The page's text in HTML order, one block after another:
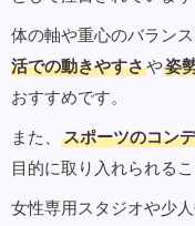
体の軸や重心のバラン
活での動きやすさや姿
おすすめです。
また、
スポーツのコン
目的に取り入れられるこ
女性専用スタジオや少